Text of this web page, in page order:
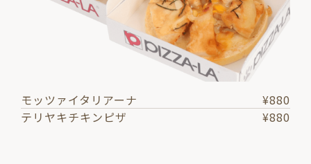
モッツァイタリアーナ
¥880
テリヤキチキンピザ
¥880